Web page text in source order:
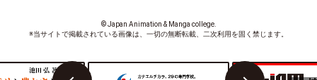
© Japan Animation & Manga college.
※当サイトで掲載されている画像は、一切の無断転載、二次利用を固く禁じます。